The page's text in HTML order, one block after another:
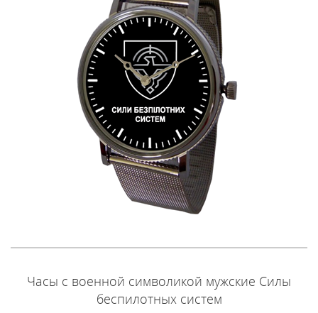
Часы с военной символикой мужские Силы
беспилотных систем